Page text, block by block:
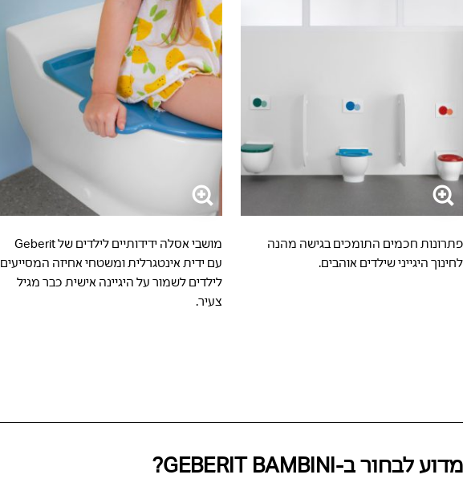
פתרונות חכמים התומכים בגישה מהנה
לחינוך היגייני שילדים אוהבים.
מושבי אסלה ידידותיים לילדים של Geberit
עם ידית אינטגרלית ומשטחי אחיזה המסייעים
לילדים לשמור על היגיינה אישית כבר מגיל
צעיר.
מדוע לבחור ב-GEBERIT BAMBINI?